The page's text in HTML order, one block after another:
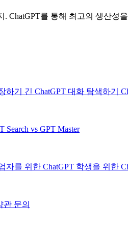
ChatGPT를 통해 최고의 생산성
하기 긴 ChatGPT 대화 탐색하기
Search vs GPT Master
자를 위한 ChatGPT 학생을 위한
관 문의